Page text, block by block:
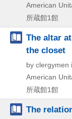
American
所蔵館1館
The altar
the closet
by clergymen
American
所蔵館1館
The